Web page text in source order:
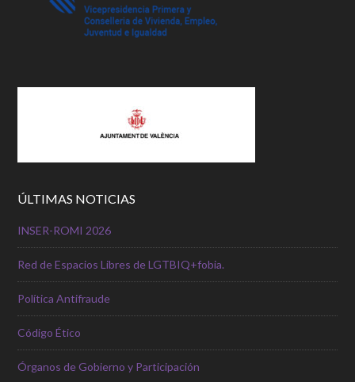
ÚLTIMAS NOTICIAS
INSER-ROMI 2026
Red de Espacios Libres de LGTBIQ+fobia.
Política Antifraude
Código Ético
Órganos de Gobierno y Participación